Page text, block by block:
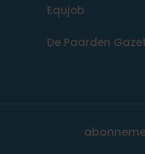
Equjob
De Paarden